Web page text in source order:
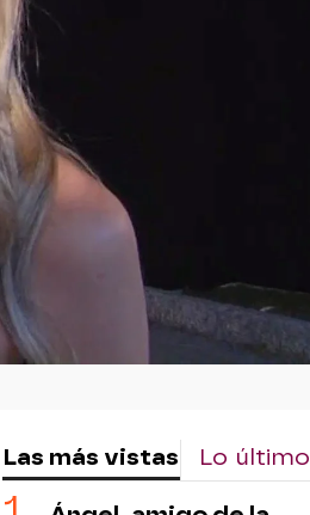
Las más vistas Lo último